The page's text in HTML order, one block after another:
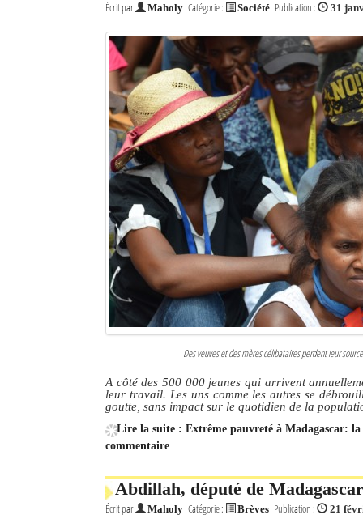
Écrit par Maholy Catégorie : Société Publication : 31
Des veuves et des mères célibataires perdent leur
A côté des 500 000 jeunes qui arrivent
leur travail. Les uns comme les autres se
goutte, sans impact sur le quotidien de la
Lire la suite : Extrême pauvreté à Madagascar:
commentaire
Abdillah, député de
Écrit par Maholy Catégorie : Brèves Publication : 21